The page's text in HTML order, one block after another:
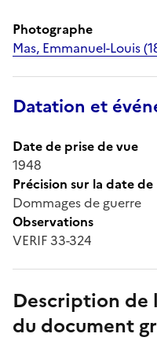
Photographe
Mas, Emmanuel-Louis
Datation et
Date de prise de vue
1948
Précision sur la date
Dommages de guerre
Observations
VERIF 33-324
Description de
du document